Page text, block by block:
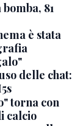
81
è stata
delle chat:
torna con
calcio